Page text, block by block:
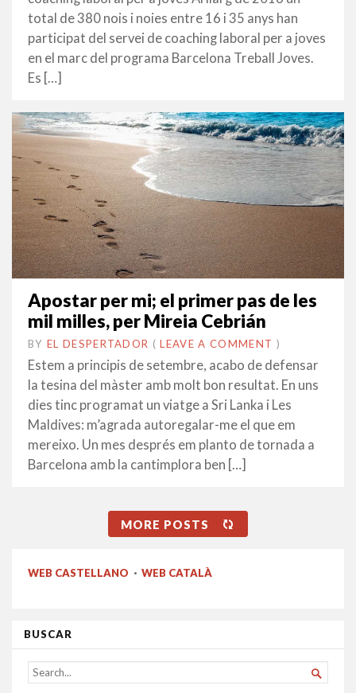
total de 380 nois i noies entre 16 i 35 anys han
participat del servei de coaching laboral per a joves
en el marc del programa Barcelona Treball Joves.
Es […]
Apostar per mi; el primer pas de les
mil milles, per Mireia Cebrián
BY EL DESPERTADOR ON
8
FEBRER
•(LEAVE A COMMENT )
Estem a principis de setembre, acabo de defensar
la tesina del màster amb molt bon resultat. En uns
dies tinc programat un viatge a Sri Lanka i Les
Maldives: m’agrada autoregalar-me el que em
mereixo. Un mes després em planto de tornada a
Barcelona amb la cantimplora ben […]
MORE POSTS
WEB CASTELLANO · WEB CATALÀ
BUSCAR
SEARCH
FOR...
